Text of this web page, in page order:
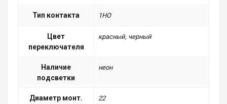
Тип контакта 1НО
Цвет
переключателя
красный, черный
Наличие
подсветки
неон
Диаметр монт.
22